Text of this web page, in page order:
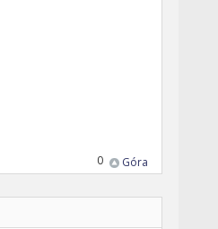
Góra
0